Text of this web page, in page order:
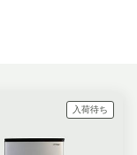
入荷待ち